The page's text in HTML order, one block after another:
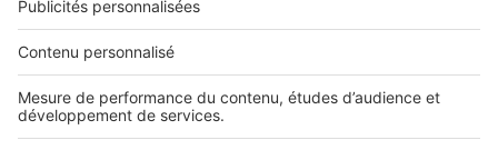
Nos solutions pro